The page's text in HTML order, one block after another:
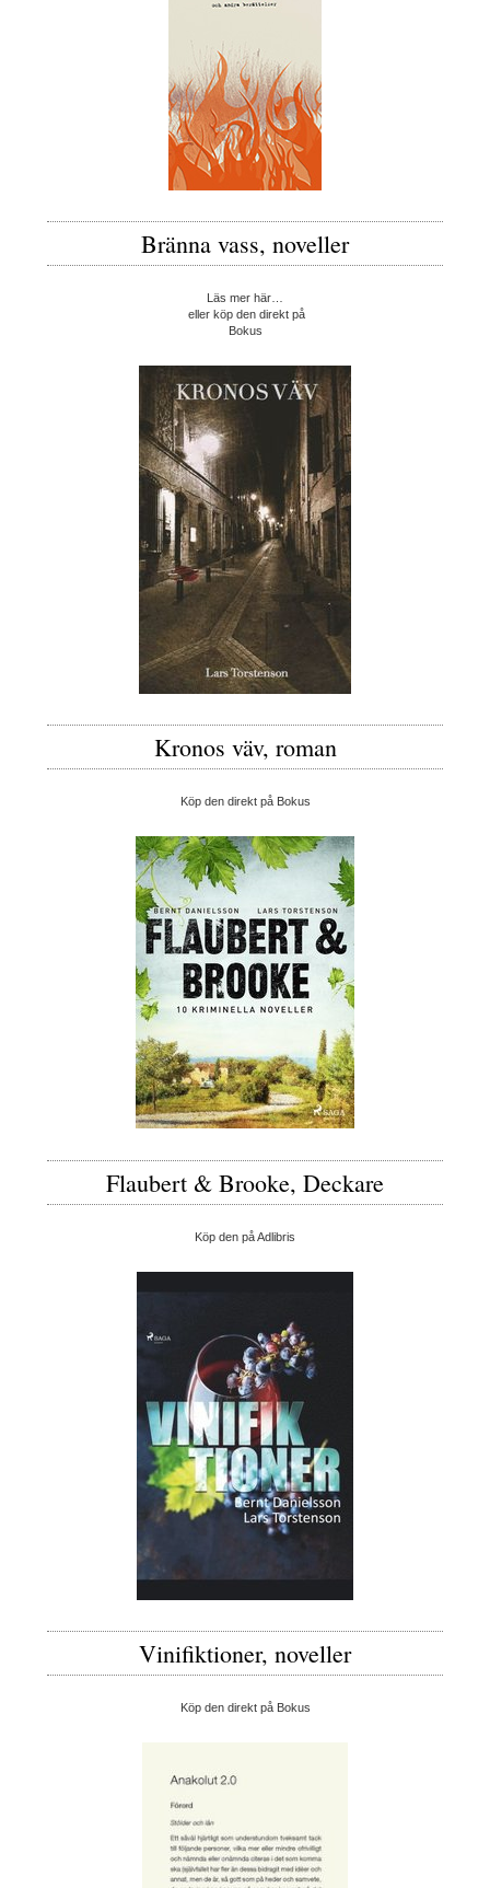
Bränna vass, noveller
Läs mer här…
eller köp den direkt på
Bokus
Kronos väv, roman
Köp den direkt på Bokus
Flaubert & Brooke, Deckare
Köp den på Adlibris
Vinifiktioner, noveller
Köp den direkt på Bokus